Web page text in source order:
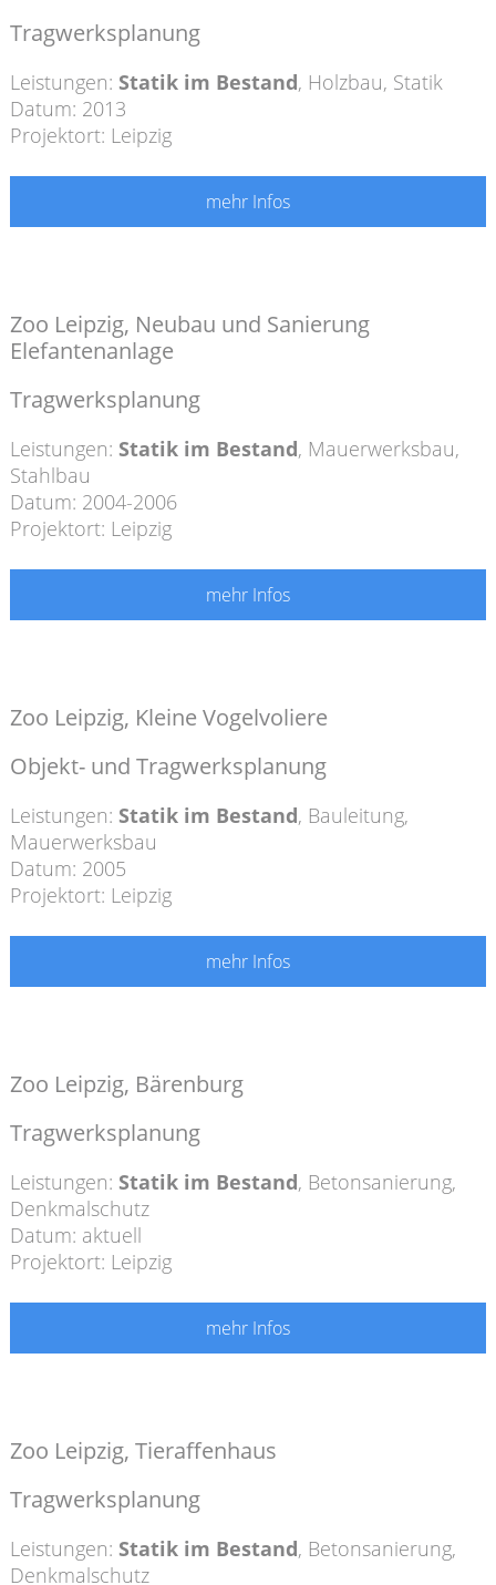
Tragwerksplanung
Leistungen: Statik im Bestand, Holzbau, Statik
Datum: 2013
Projektort: Leipzig
mehr Infos
Zoo Leipzig, Neubau und Sanierung
Elefantenanlage
Tragwerksplanung
Leistungen: Statik im Bestand, Mauerwerksbau,
Stahlbau
Datum: 2004-2006
Projektort: Leipzig
mehr Infos
Zoo Leipzig, Kleine Vogelvoliere
Objekt- und Tragwerksplanung
Leistungen: Statik im Bestand, Bauleitung,
Mauerwerksbau
Datum: 2005
Projektort: Leipzig
mehr Infos
Zoo Leipzig, Bärenburg
Tragwerksplanung
Leistungen: Statik im Bestand, Betonsanierung,
Denkmalschutz
Datum: aktuell
Projektort: Leipzig
mehr Infos
Zoo Leipzig, Tieraffenhaus
Tragwerksplanung
Leistungen: Statik im Bestand, Betonsanierung,
Denkmalschutz